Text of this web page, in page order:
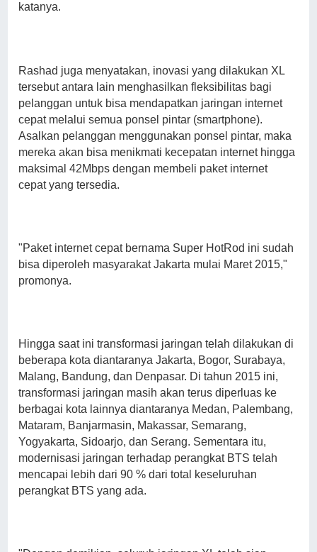
katanya.
Rashad juga menyatakan, inovasi yang dilakukan XL
tersebut antara lain menghasilkan fleksibilitas bagi
pelanggan untuk bisa mendapatkan jaringan internet
cepat melalui semua ponsel pintar (smartphone).
Asalkan pelanggan menggunakan ponsel pintar, maka
mereka akan bisa menikmati kecepatan internet hingga
maksimal 42Mbps dengan membeli paket internet
cepat yang tersedia.
"Paket internet cepat bernama Super HotRod ini sudah
bisa diperoleh masyarakat Jakarta mulai Maret 2015,"
promonya.
Hingga saat ini transformasi jaringan telah dilakukan di
beberapa kota diantaranya Jakarta, Bogor, Surabaya,
Malang, Bandung, dan Denpasar. Di tahun 2015 ini,
transformasi jaringan masih akan terus diperluas ke
berbagai kota lainnya diantaranya Medan, Palembang,
Mataram, Banjarmasin, Makassar, Semarang,
Yogyakarta, Sidoarjo, dan Serang. Sementara itu,
modernisasi jaringan terhadap perangkat BTS telah
mencapai lebih dari 90 % dari total keseluruhan
perangkat BTS yang ada.